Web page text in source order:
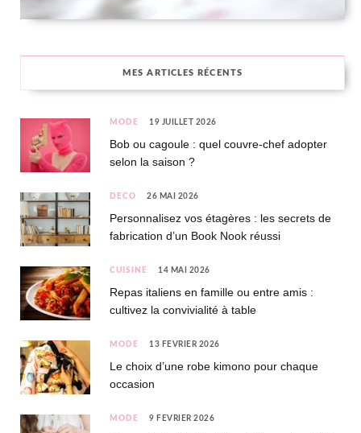
MES ARTICLES RÉCENTS
MODE 19 JUILLET 2026
Bob ou cagoule : quel couvre-chef adopter
selon la saison ?
DÉCO 26 MAI 2026
Personnalisez vos étagères : les secrets de
fabrication d’un Book Nook réussi
CUISINE 14 MAI 2026
Repas italiens en famille ou entre amis :
cultivez la convivialité à table
MODE 13 FÉVRIER 2026
Le choix d’une robe kimono pour chaque
occasion
MODE 9 FÉVRIER 2026